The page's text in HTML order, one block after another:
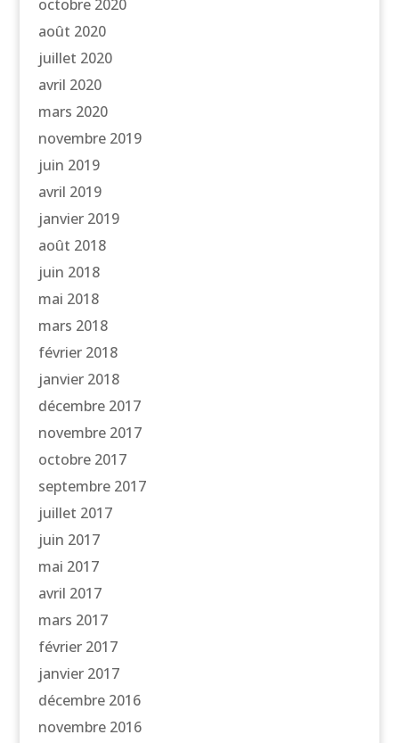
octobre 2020
août 2020
juillet 2020
avril 2020
mars 2020
novembre 2019
juin 2019
avril 2019
janvier 2019
août 2018
juin 2018
mai 2018
mars 2018
février 2018
janvier 2018
décembre 2017
novembre 2017
octobre 2017
septembre 2017
juillet 2017
juin 2017
mai 2017
avril 2017
mars 2017
février 2017
janvier 2017
décembre 2016
novembre 2016